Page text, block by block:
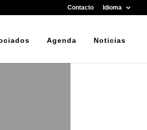
Contacto Idioma
Agenda Noticias